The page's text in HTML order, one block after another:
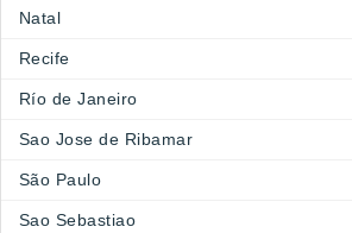
Natal
Recife
Río de Janeiro
Sao Jose de Ribamar
São Paulo
Sao Sebastiao